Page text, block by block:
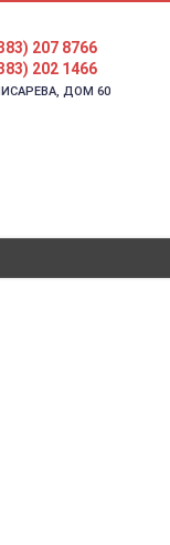
207 8766
202 1466
ДОМ 60